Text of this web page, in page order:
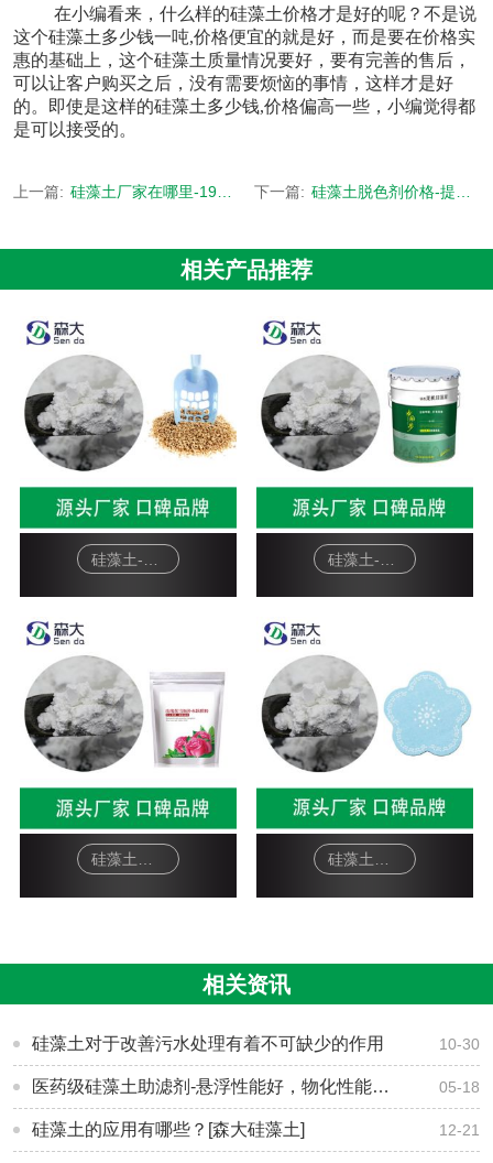
在小编看来，什么样的硅藻土价格才是好的呢？不是说
这个硅藻土多少钱一吨,价格便宜的就是好，而是要在价格实
惠的基础上，这个硅藻土质量情况要好，要有完善的售后，
可以让客户购买之后，没有需要烦恼的事情，这样才是好
的。即使是这样的硅藻土多少钱,价格偏高一些，小编觉得都
是可以接受的。
上一篇: 硅藻土厂家在哪里-19年高品质硅藻土定制厂家-[森大硅藻土] 下一篇:
相关产品推荐
硅藻土面膜-软膜粉 硅藻土工艺品-杯垫
相关资讯
硅藻土对于改善污水处理有着不可缺少的作用 10-30
医药级硅藻土助滤剂-悬浮性能好，物化性能稳定-[森大硅藻土] 05-18
硅藻土的应用有哪些？[森大硅藻土] 12-21